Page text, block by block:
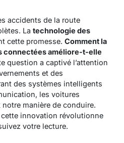
accidents de la route
La technologie des
cette promesse. Comment la
connectées améliore-t-elle
question a captivé l’attention
et des
des systèmes intelligents
les voitures
manière de conduire.
innovation révolutionne
votre lecture.